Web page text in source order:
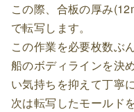
この際、合板の厚み
で転写します。
この作業を必要枚数ぶ
船のボディラインを決
い気持ちを抑えて丁寧
次は転写したモールド